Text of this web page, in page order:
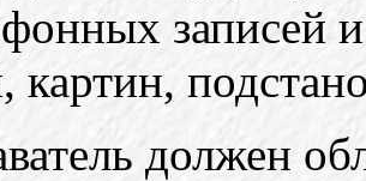
записей
картин,
должен